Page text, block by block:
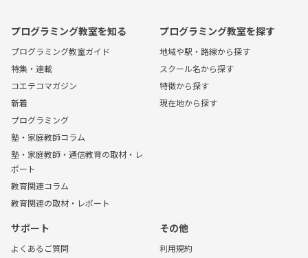
プログラミング教室を知る
プログラミング教室ガイド
特集・連載
コエテコマガジン
新着
プログラミング
塾・家庭教師コラム
塾・家庭教師・通信教育の取材・レ
ポート
教育関連コラム
教育関連の取材・レポート
プログラミング教室を探す
地域や駅・路線から探す
スクール名から探す
特徴から探す
現在地から探す
サポート
よくあるご質問
その他
利用規約